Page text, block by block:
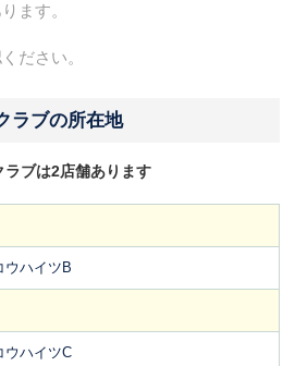
ます。
ださい。
ラブの所在地
ブは2店舗あります
ウハイツB
ウハイツC